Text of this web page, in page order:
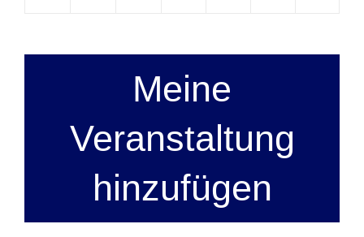
Meine
Veranstaltung
hinzufügen